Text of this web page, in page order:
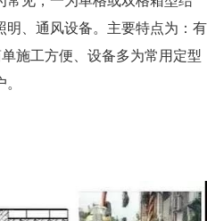
明、通风设备。主要特点为：有
施工方便、设备多为常用定型